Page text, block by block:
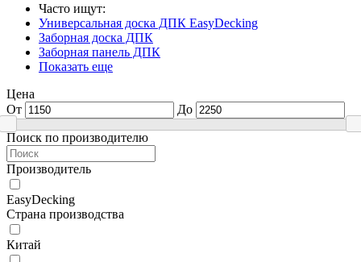
Часто ищут:
Универсальная доска ДПК EasyDecking
Заборная доска ДПК
Заборная панель ДПК
Показать еще
Цена
От
До
Поиск по производителю
Производитель
EasyDecking
Страна производства
Китай